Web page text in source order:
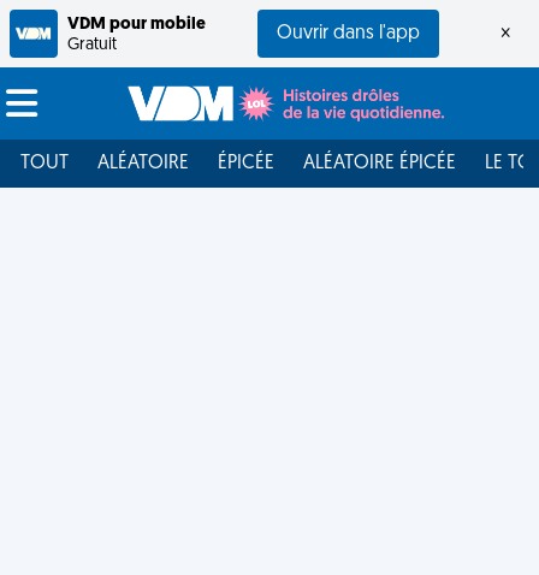
VDM pour mobile
Gratuit
Ouvrir dans l'app ×
TOUT ALÉATOIRE ÉPICÉE ALÉATOIRE ÉPICÉE LE